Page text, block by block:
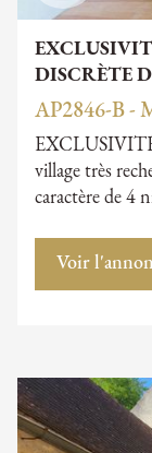
DISCRÈTE
AP2846-B -
village très
caractère de 4
Voir